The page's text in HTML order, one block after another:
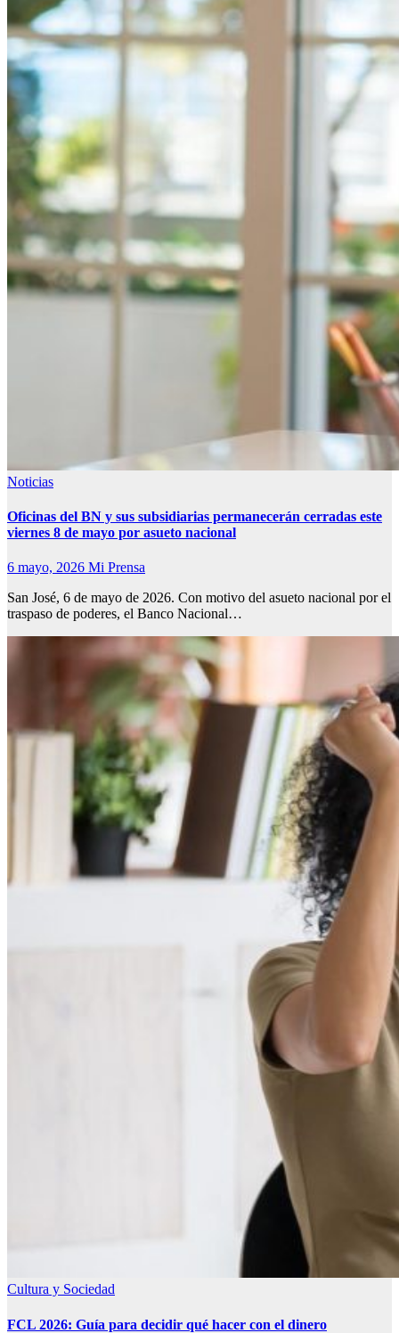
Noticias
Oficinas del BN y sus subsidiarias permanecerán cerradas este
viernes 8 de mayo por asueto nacional
6 mayo, 2026 Mi Prensa
San José, 6 de mayo de 2026. Con motivo del asueto nacional por el
traspaso de poderes, el Banco Nacional…
Cultura y Sociedad
FCL 2026: Guía para decidir qué hacer con el dinero